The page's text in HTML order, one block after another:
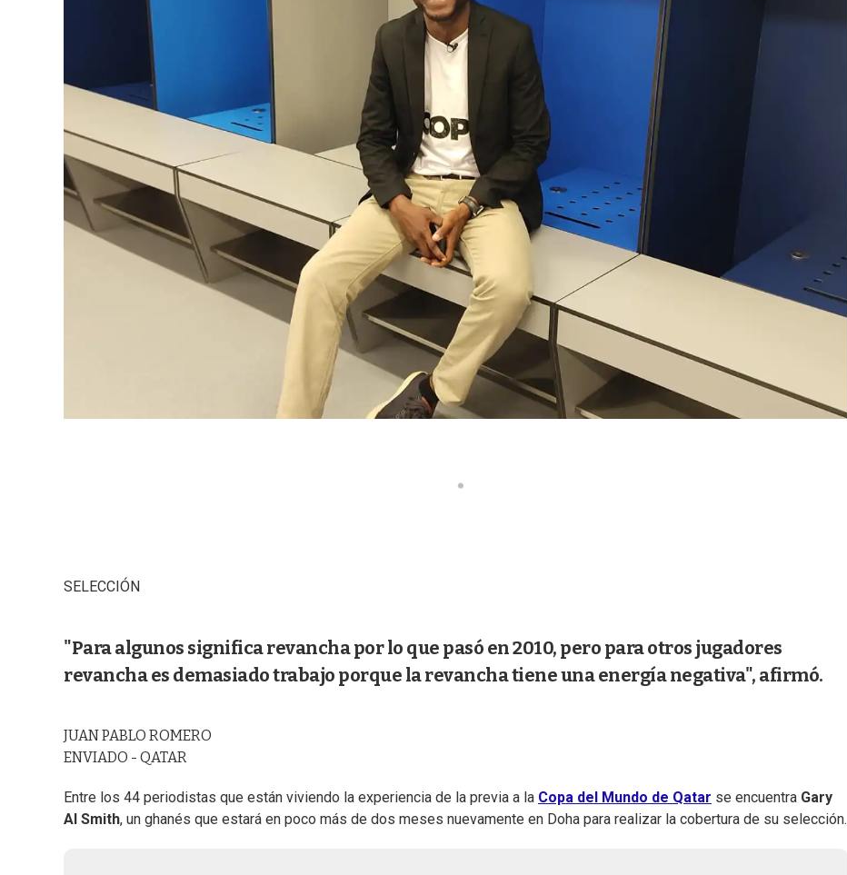
SELECCIÓN
"Para algunos significa revancha por lo que pasó en 2010, pero para otros jugadores
revancha es demasiado trabajo porque la revancha tiene una energía negativa", afirmó.
JUAN PABLO ROMERO
ENVIADO - QATAR
Entre los 44 periodistas que están viviendo la experiencia de la previa a la Copa del Mundo de Qatar se encuentra Gary
Al Smith, un ghanés que estará en poco más de dos meses nuevamente en Doha para realizar la cobertura de su selección.